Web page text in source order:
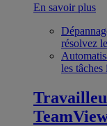
En savoir plus
résolvez
les